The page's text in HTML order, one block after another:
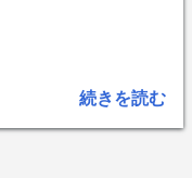
続きを読む